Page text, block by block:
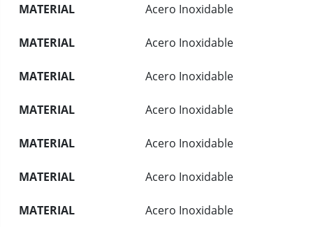
MATERIAL Acero Inoxidable
MATERIAL Acero Inoxidable
MATERIAL Acero Inoxidable
MATERIAL Acero Inoxidable
MATERIAL Acero Inoxidable
MATERIAL Acero Inoxidable
MATERIAL Acero Inoxidable